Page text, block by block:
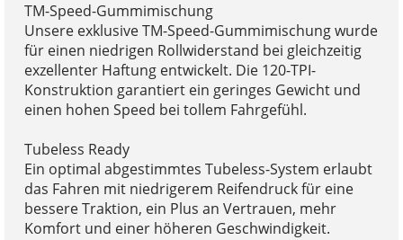
TM-Speed-Gummimischung
Unsere exklusive TM-Speed-Gummimischung wurde
für einen niedrigen Rollwiderstand bei gleichzeitig
exzellenter Haftung entwickelt. Die 120-TPI-
Konstruktion garantiert ein geringes Gewicht und
einen hohen Speed bei tollem Fahrgefühl.
Tubeless Ready
Ein optimal abgestimmtes Tubeless-System erlaubt
das Fahren mit niedrigerem Reifendruck für eine
bessere Traktion, ein Plus an Vertrauen, mehr
Komfort und einer höheren Geschwindigkeit.